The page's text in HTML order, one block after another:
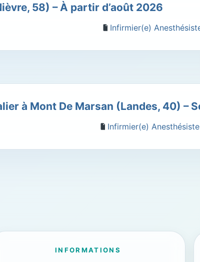
58) – À partir d’août 2026
Infirmier(e)
à Mont De Marsan (Landes, 40) –
Infirmier(e) Anesthésiste
INFORMATIONS